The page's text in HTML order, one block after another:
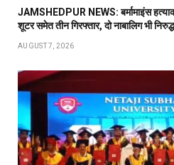
JAMSHEDPUR NEWS: बर्मामाइंस
शूटर समेत तीन गिरफ्तार, दो नाबालिग भी निरुद्ध
AUGUST 7, 2026